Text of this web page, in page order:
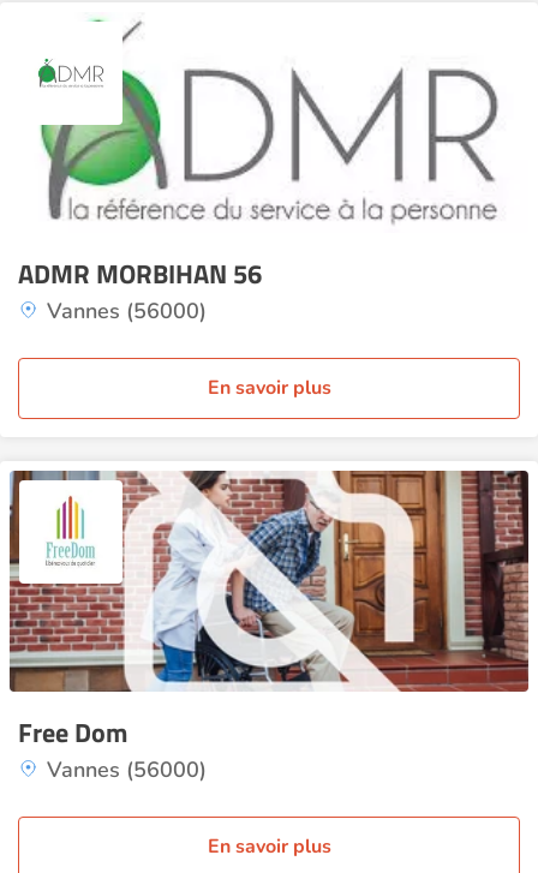
ADMR MORBIHAN 56
Vannes (56000)
En savoir plus
Free Dom
Vannes (56000)
En savoir plus